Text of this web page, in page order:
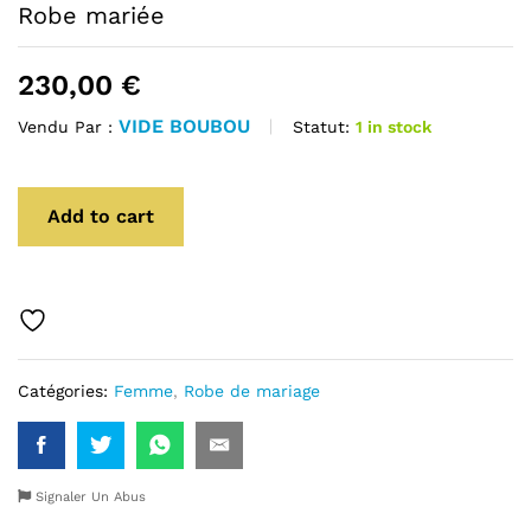
Robe mariée
230,00 €
Vendu Par : VIDE BOUBOU Statut: 1 in stock
Add to cart
Catégories: Femme, Robe de mariage
Signaler Un Abus